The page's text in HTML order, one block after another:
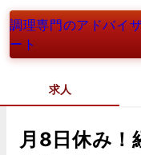
調理専門のアドバイ
ート
求人
月8日休み！